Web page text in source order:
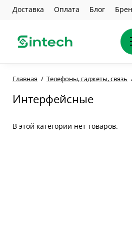
Доставка Оплата Блог
Главная Телефоны, гаджеты, связь
Интерфейсные
В этой категории нет товаров.